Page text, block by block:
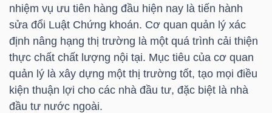
nhiệm vụ ưu tiên hàng đầu hiện nay là tiến hành
sửa đổi Luật Chứng khoán. Cơ quan quản lý xác
định nâng hạng thị trường là một quá trình cải thiện
thực chất chất lượng nội tại. Mục tiêu của cơ quan
quản lý là xây dựng một thị trường tốt, tạo mọi điều
kiện thuận lợi cho các nhà đầu tư, đặc biệt là nhà
đầu tư nước ngoài.
LIỆU
Ngành
(-)
VS-
SECTOR